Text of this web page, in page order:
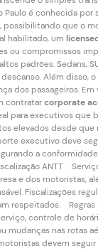
é conhecida
que o
habilitado, um
ou compromissos
padrões. Sedans,
Além disso,
dos passageiros.
contratarcorporate
para executivos que
elevados desde
executivo deve
a
ANTT
e dos motoristas,
Fiscalizações
respeitados. Regras
controle de
mudanças nas rotas
devem